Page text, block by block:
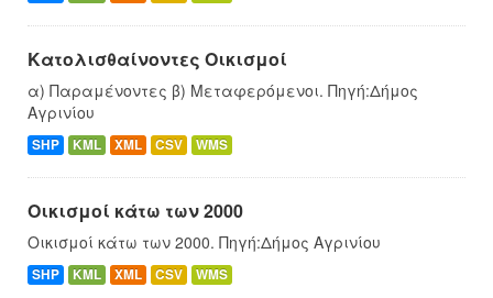
Κατολισθαίνοντες Οικισμοί
α) Παραμένοντες β) Μεταφερόμενοι. Πηγή:Δήμος
Αγρινίου
SHP KML XML CSV WMS
Οικισμοί κάτω των 2000
Οικισμοί κάτω των 2000. Πηγή:Δήμος Αγρινίου
SHP KML XML CSV WMS